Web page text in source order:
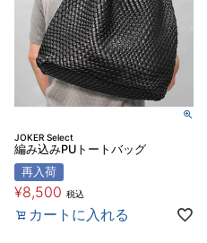
JOKER Select
編み込みPUトートバッグ
再入荷
¥8,500 税込
カートに入れる